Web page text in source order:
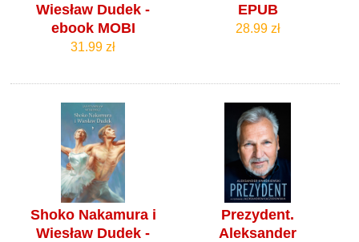
Wiesław Dudek -
ebook MOBI
31.99 zł
EPUB
28.99 zł
Shoko Nakamura i
Wiesław Dudek -
Prezydent.
Aleksander